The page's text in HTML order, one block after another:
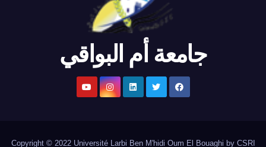
جامعة أم البواقي
Copyright © 2022 Université Larbi Ben M'hidi Oum El Bouaghi by CSRI